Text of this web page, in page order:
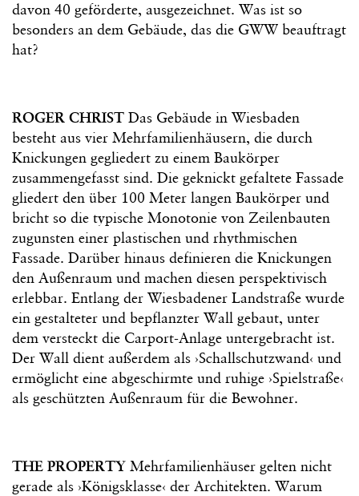
davon 40 geförderte, ausgezeichnet. Was ist so
besonders an dem Gebäude, das die GWW beauftragt
hat?
ROGER CHRIST Das Gebäude in Wiesbaden
besteht aus vier Mehrfamilienhäusern, die durch
Knickungen gegliedert zu einem Baukörper
zusammengefasst sind. Die geknickt gefaltete Fassade
gliedert den über 100 Meter langen Baukörper und
bricht so die typische Monotonie von Zeilenbauten
zugunsten einer plastischen und rhythmischen
Fassade. Darüber hinaus definieren die Knickungen
den Außenraum und machen diesen perspektivisch
erlebbar. Entlang der Wiesbadener Landstraße wurde
ein gestalteter und bepflanzter Wall gebaut, unter
dem versteckt die Carport-Anlage untergebracht ist.
Der Wall dient außerdem als ›Schallschutzwand‹ und
ermöglicht eine abgeschirmte und ruhige ›Spielstraße‹
als geschützten Außenraum für die Bewohner.
THE PROPERTY Mehrfamilienhäuser gelten nicht
gerade als ›Königsklasse‹ der Architekten. Warum